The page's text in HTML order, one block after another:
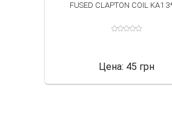
FUSED CLAPTON COIL KA1
Цена: 45 грн